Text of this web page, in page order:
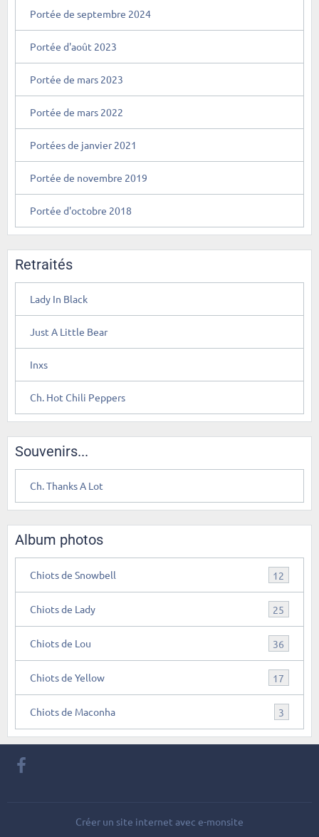
Portée de septembre 2024
Portée d'août 2023
Portée de mars 2023
Portée de mars 2022
Portées de janvier 2021
Portée de novembre 2019
Portée d'octobre 2018
Retraités
Lady In Black
Just A Little Bear
Inxs
Ch. Hot Chili Peppers
Souvenirs...
Ch. Thanks A Lot
Album photos
Chiots de Snowbell 12
Chiots de Lady 25
Chiots de Lou 36
Chiots de Yellow 17
Chiots de Maconha 3
Créer un site internet avec e-monsite